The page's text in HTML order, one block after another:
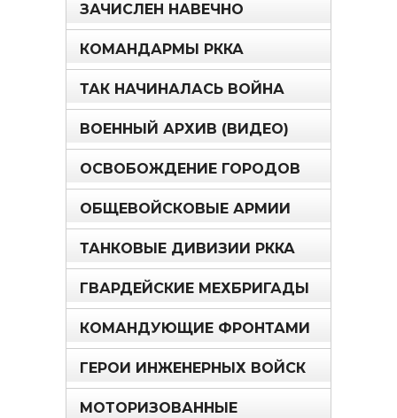
ЗАЧИСЛЕН НАВЕЧНО
КОМАНДАРМЫ РККА
ТАК НАЧИНАЛАСЬ ВОЙНА
ВОЕННЫЙ АРХИВ (ВИДЕО)
ОСВОБОЖДЕНИЕ ГОРОДОВ
ОБЩЕВОЙСКОВЫЕ АРМИИ
ТАНКОВЫЕ ДИВИЗИИ РККА
ГВАРДЕЙСКИЕ МЕХБРИГАДЫ
КОМАНДУЮЩИЕ ФРОНТАМИ
ГЕРОИ ИНЖЕНЕРНЫХ ВОЙСК
МОТОРИЗОВАННЫЕ